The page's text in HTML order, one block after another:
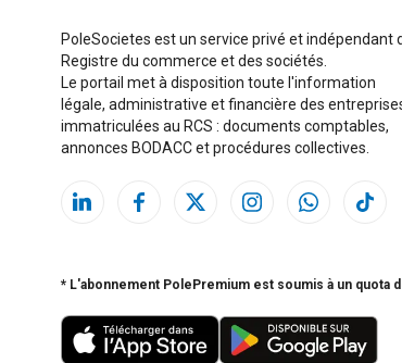
PoleSocietes est un service privé et indépendant
Registre du commerce et des sociétés.
Le portail met à disposition toute l'information
légale, administrative et financière des
immatriculées au RCS : documents comptables,
annonces BODACC et procédures collectives.
* L'abonnement PolePremium est soumis à un quota